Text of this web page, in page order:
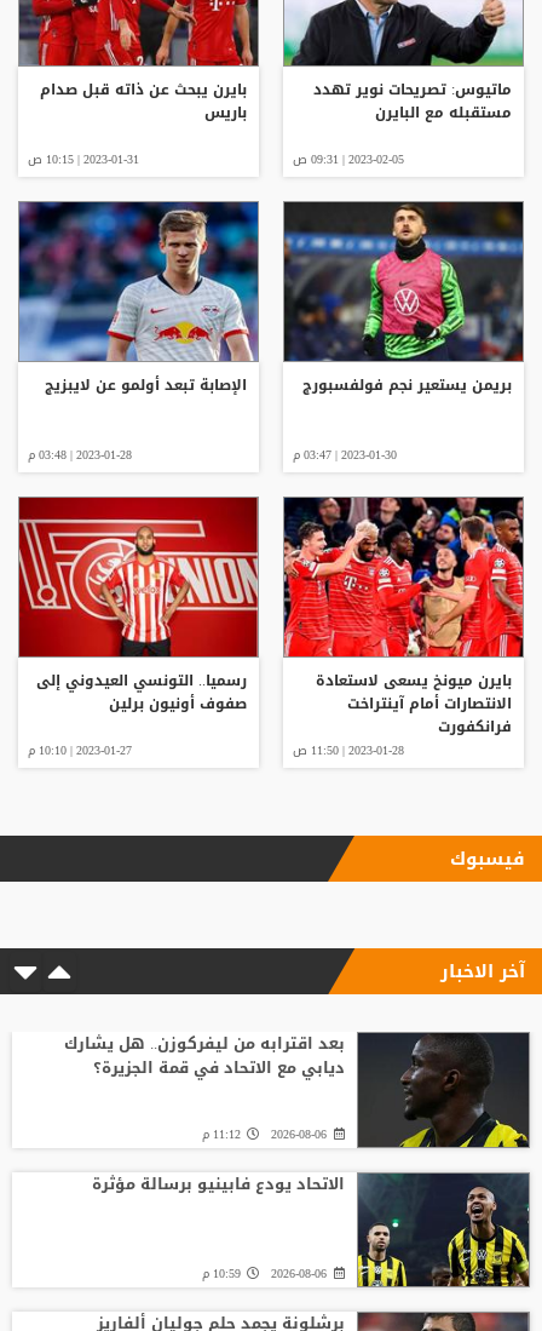
ماتيوس: تصريحات نوير تهدد
مستقبله مع البايرن
2023-02-05 | 09:31 ص
بايرن يبحث عن ذاته قبل صدام
باريس
2023-01-31 | 10:15 ص
بريمن يستعير نجم فولفسبورج
2023-01-30 | 03:47 م
الإصابة تبعد أولمو عن لايبزيج
2023-01-28 | 03:48 م
بايرن ميونخ يسعى لاستعادة
الانتصارات أمام آينتراخت
فرانكفورت
2023-01-28 | 11:50 ص
رسميا.. التونسي العيدوني إلى
صفوف أونيون برلين
2023-01-27 | 10:10 م
فيسبوك
آخر الاخبار
بعد اقترابه من ليفركوزن.. هل يشارك
ديابي مع الاتحاد في قمة الجزيرة؟
2026-08-06 11:12 م
الاتحاد يودع فابينيو برسالة مؤثرة
2026-08-06 10:59 م
برشلونة يجمد حلم جوليان ألفاريز